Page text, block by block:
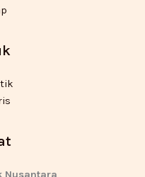
Nusantara